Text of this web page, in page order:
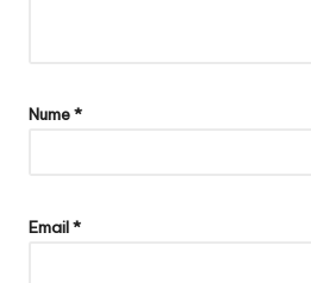
Nume*
Email*